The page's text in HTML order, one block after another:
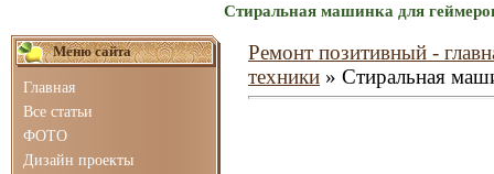
Стиральная машинка для
Меню сайта
Главная
Все статьи
ФОТО
Дизайн проекты
Ремонт позитивный -
техники » Стиральная